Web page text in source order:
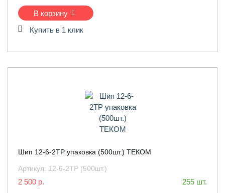
В корзину
Купить в 1 клик
Шип 12-6-2ТР упаковка (500шт.) ТЕКОМ
Артикул: 12-6-2ТР (500шт.)
2 500 р. 255 шт.